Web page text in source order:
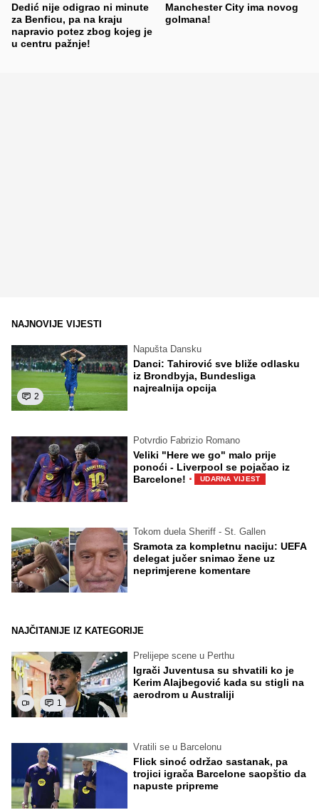
Dedić nije odigrao ni minute
za Benficu, pa na kraju
napravio potez zbog kojeg je
u centru pažnje!
Manchester City ima novog
golmana!
NAJNOVIJE VIJESTI
2
Napušta Dansku
Danci: Tahirović sve bliže odlasku
iz Brondbyja, Bundesliga
najrealnija opcija
Potvrdio Fabrizio Romano
Veliki "Here we go" malo prije
ponoći - Liverpool se pojačao iz
Barcelone! · UDARNA VIJEST
Tokom duela Sheriff - St. Gallen
Sramota za kompletnu naciju: UEFA
delegat jučer snimao žene uz
neprimjerene komentare
NAJČITANIJE IZ KATEGORIJE
1
Prelijepe scene u Perthu
Igrači Juventusa su shvatili ko je
Kerim Alajbegović kada su stigli na
aerodrom u Australiji
Vratili se u Barcelonu
Flick sinoć održao sastanak, pa
trojici igrača Barcelone saopštio da
napuste pripreme